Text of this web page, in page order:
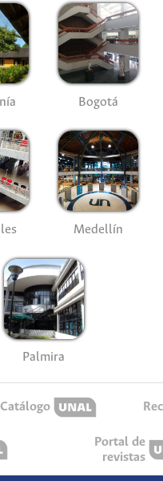
Bogotá
Medellín
Palmira
Catálogo
Portal de
revistas